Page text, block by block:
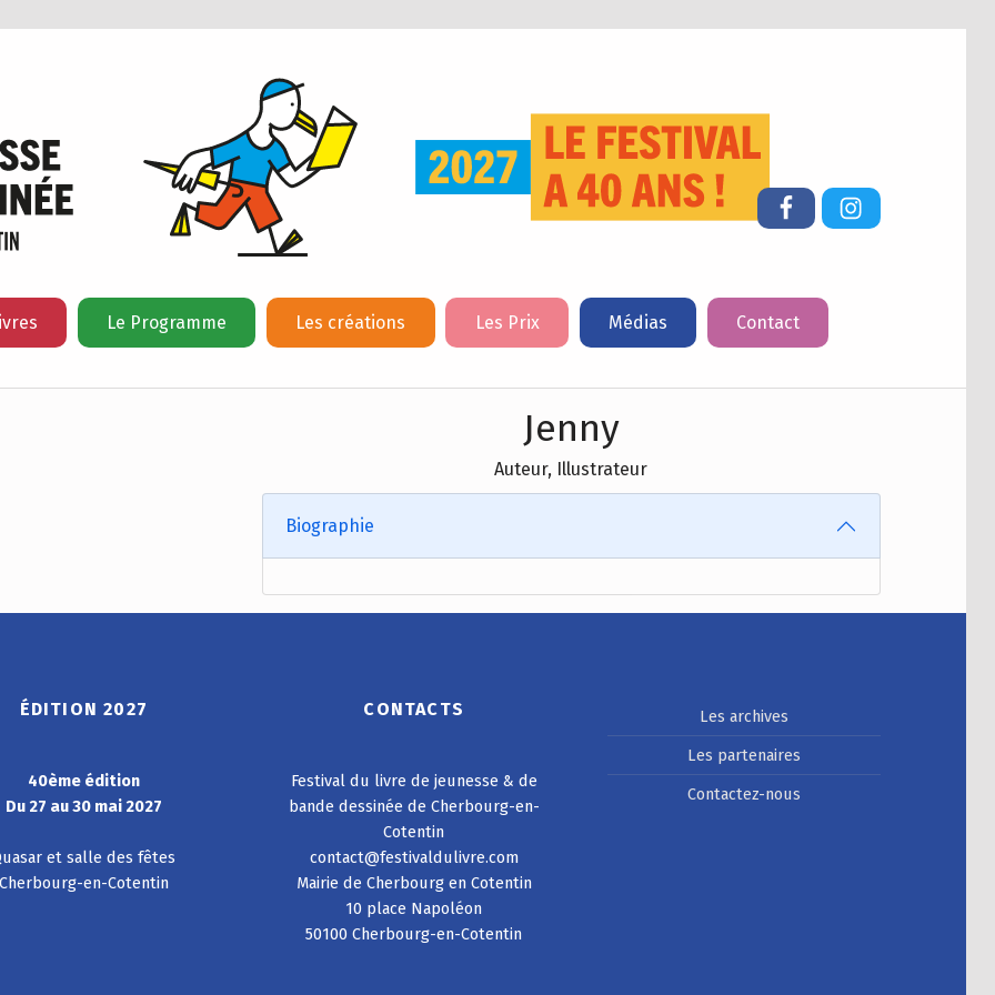
Le Programme Les créations Les Prix Médias Contact
FacebookInstagram
Jenny
Auteur, Illustrateur
Biographie
ÉDITION 2027
40ème édition
Du 27 au 30 mai 2027
et salle des fêtes
en-Cotentin
CONTACTS
Festival du livre de jeunesse & de
bande dessinée de Cherbourg-en-
Cotentin
contact@festivaldulivre.com
Mairie de Cherbourg en Cotentin
10 place Napoléon
50100 Cherbourg-en-Cotentin
Les archives
Les partenaires
Contactez-nous